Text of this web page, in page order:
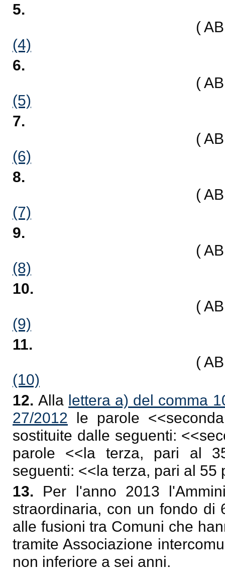
5.
(
(4)
6.
(
(5)
7.
(
(6)
8.
(
(7)
9.
(
(8)
10.
(
(9)
11.
(
(10)
12.Alla lettera a) del comma
27/2012 le parole <<
sostituite dalle seguenti: <<
parole <<la terza, pari al
seguenti: <<la terza, pari al 55
13. Per l'anno 2013
straordinaria, con un fondo di
alle fusioni tra Comuni che
tramite Associazione
non inferiore a sei anni.